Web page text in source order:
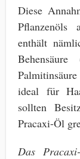
Diese
Pflanzenöls
enthält
ideal für
sollten
Pracaxi-Öl
Das